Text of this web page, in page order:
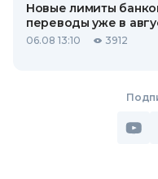
Новые лимиты
переводы уже в
06.08 13:10 3912